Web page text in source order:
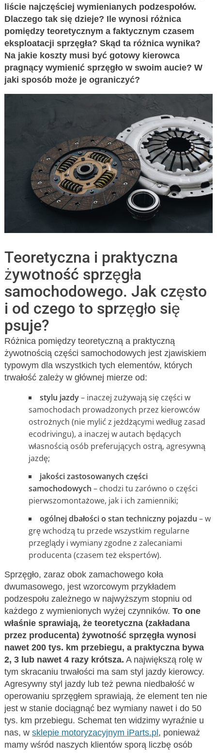
liście najczęściej wymienianych podzespołów.
Dlaczego tak się dzieje? Ile wynosi różnica
pomiędzy teoretycznym a faktycznym czasem
eksploatacji sprzęgła? Skąd ta różnica wynika?
Na jakie koszty musi być gotowy kierowca
pragnący wymienić sprzęgło w swoim aucie? W
jaki sposób może je ograniczyć?
Teoretyczna i praktyczna
żywotność sprzęgła
samochodowego. Jak często
i od czego to sprzęgło się
psuje?
Różnica pomiędzy teoretyczną a praktyczną
żywotnością części samochodowych jest zjawiskiem
typowym dla wszystkich tych elementów, których
trwałość zależy w głównej mierze od:
stylu jazdy– inaczej zużywają się części w
samochodach prowadzonych przez kierowców
ostrożnych (nie mylić z jeżdżącymi według zasad
ecodrivingu), a inaczej w autach będących
własnością osób preferujących ostrą, agresywną
jazdę;
jakości zastosowanych części
samochodowych – chodzi tu zarówno o części
pierwszomontażowe, jak i ich zamienniki;
ogólnej dbałości o stan techniczny pojazdu – w
grę wchodzą tu przede wszystkim regularne
przeglądy i wymiany zgodne z zalecaniami
producenta (czasem też ekspertów).
Sprzęgło, zaraz obok zamachowego koła
dwumasowego, jest wzorcowym przykładem
podzespołu zależnego w najwyższym stopniu od
każdego z wymienionych wyżej czynników.To one
właśnie sprawiają, że teoretyczna (zakładana
przez producenta) żywotność sprzęgła wynosi
nawet 200 tys. km przebiegu, a praktyczna bywa
2, 3 lub nawet 4 razy krótsza. A największą rolę w
tym skracaniu trwałości ma sam styl jazdy kierowcy.
Agresywny styl jazdy lub też pewna niedbałość w
operowaniu sprzęgłem sprawiają, że element ten nie
jest w stanie dociągnąć bez wymiany nawet i do 50
tys. km przebiegu. Schemat ten widzimy wyraźnie u
nas, wsklepie motoryzacyjnym iParts.pl , ponieważ
mamy wśród naszych klientów sporą liczbę osób